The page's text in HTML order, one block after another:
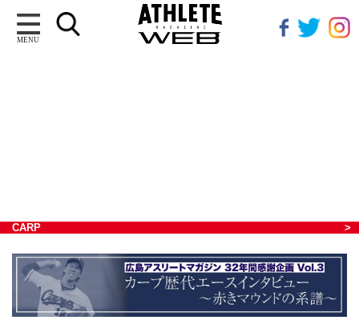
MENU
CARP